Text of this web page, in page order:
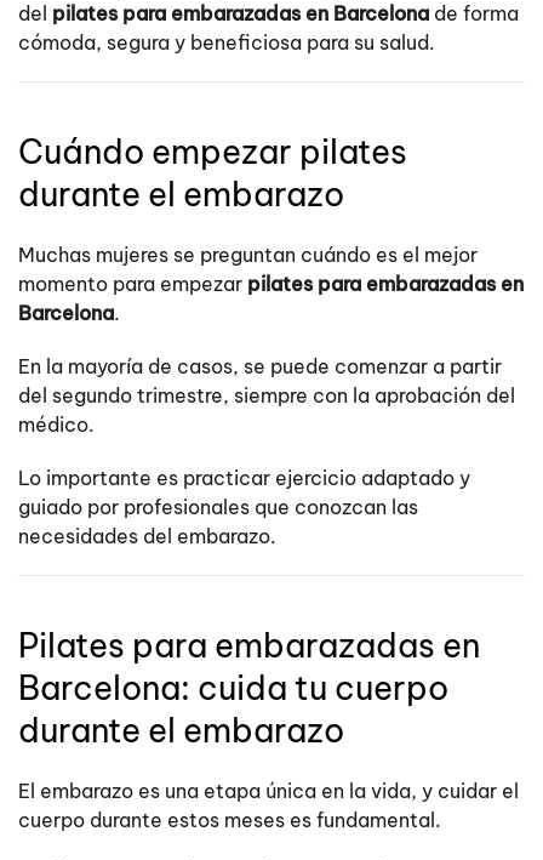
del pilates para embarazadas en Barcelona de forma
cómoda, segura y beneficiosa para su salud.
Cuándo empezar pilates
durante el embarazo
Muchas mujeres se preguntan cuándo es el mejor
momento para empezar pilates para embarazadas en
Barcelona.
En la mayoría de casos, se puede comenzar a partir
del segundo trimestre, siempre con la aprobación del
médico.
Lo importante es practicar ejercicio adaptado y
guiado por profesionales que conozcan las
necesidades del embarazo.
Pilates para embarazadas en
Barcelona: cuida tu cuerpo
durante el embarazo
El embarazo es una etapa única en la vida, y cuidar el
cuerpo durante estos meses es fundamental.